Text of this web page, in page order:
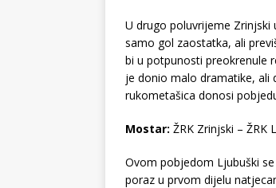
U drugo poluvrijeme Zrinjski
samo gol zaostatka, ali
bi u potpunosti preokrenule
je donio malo dramatike, ali
rukometašica donosi
Mostar: ŽRK Zrinjski – ŽRK
Ovom pobjedom Ljubuški
poraz u prvom dijelu